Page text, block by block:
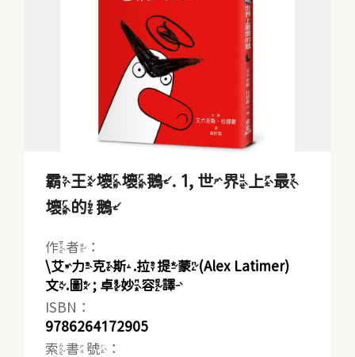
霸王壞壞鵝. 1, 世界上最
壞的鵝
作者：
\艾力克斯.拉提蒙(Alex Latimer)
文.圖 ; 卓妙容譯
ISBN：
9786264172905
索書號：